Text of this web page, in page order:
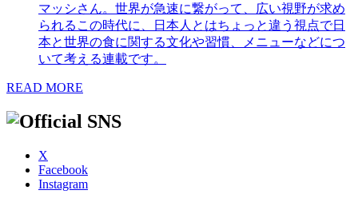
マッシさん。世界が急速に繋がって、広い視野が求め
られるこの時代に、日本人とはちょっと違う視点で日
本と世界の食に関する文化や習慣、メニューなどにつ
いて考える連載です。
READ MORE
X
Facebook
Instagram